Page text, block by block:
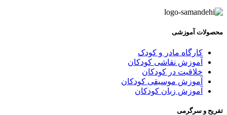
آموزشی
کارگاه مادر و کودک
آموزش نقاشی کودکان
خلاقیت در کودکان
آموزش موسیقی کودکان
آموزش زبان کودکان
و سرگرمی